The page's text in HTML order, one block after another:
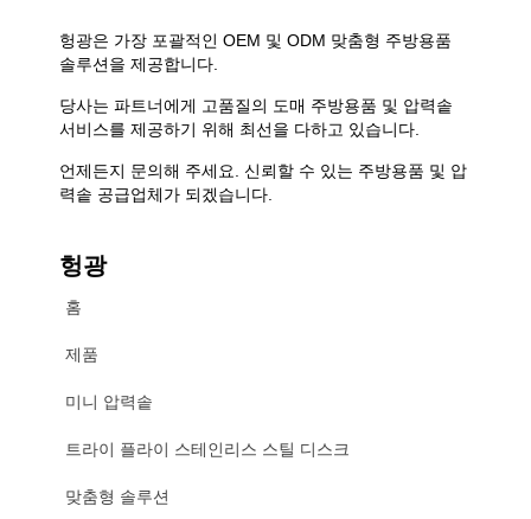
헝광은 가장 포괄적인 OEM 및 ODM 맞춤형 주방용품
솔루션을 제공합니다.
당사는 파트너에게 고품질의 도매 주방용품 및 압력솥
서비스를 제공하기 위해 최선을 다하고 있습니다.
언제든지 문의해 주세요. 신뢰할 수 있는 주방용품 및 압
력솥 공급업체가 되겠습니다.
헝광
홈
제품
미니 압력솥
트라이 플라이 스테인리스 스틸 디스크
맞춤형 솔루션